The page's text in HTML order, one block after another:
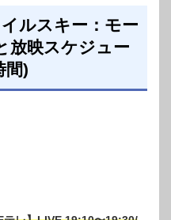
ルスキー：モー
放映スケジュー
間)